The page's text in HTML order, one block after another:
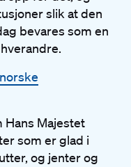
slik at den
bevares som en
Hans Majestet
som er glad i
og jenter og